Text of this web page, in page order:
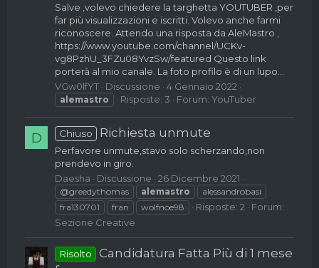
Salve ,volevo chiedere la targhetta YOUTUBER ,per
far più visualizzazioni e iscritti. Volevo anche farmi
riconoscere. Attendo una risposta da AleMastro ,
https://www.youtube.com/channel/UCKv-
vg8PzhU_3FZu08YvzSw/featured Questo link
porterà al mio canale. La foto profilo è di un lupo...
VGw0lfYT
Discussione 4 Gennaio 2022
alemastro Risposte: 3 Forum: YouTuber
D Chiuso Richiesta unmute
Perfavore unmute,stavo solo scherzando,non
prendevo in giro.
Daesha
Discussione 26 Dicembre 2021
@greedythomas alemastro
alessandrobasi
fra130701
fran wolfnoe98 Risposte: 2
Forum:
Sezione Creative
Risolto
Candidatura Fatta Più di 1 mese